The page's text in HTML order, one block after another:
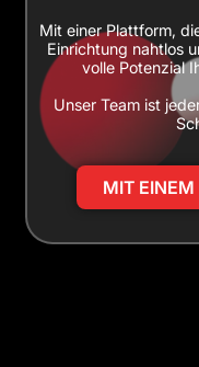
Mit einer Plattform,
Einrichtung nahtlos
volle Potenzial
Unser Team ist
MIT EINEM